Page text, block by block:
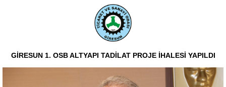
GİRESUN 1. OSB ALTYAPI TADİLAT PROJE İHALESİ YAPILDI